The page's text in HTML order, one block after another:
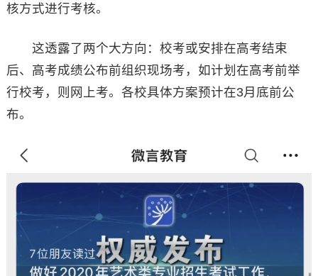
核方式进行考核。
这透露了两个大方向：校考或安排在高考结束
后、高考成绩公布前组织现场考，如计划在高考前举
行校考，则网上考。各校具体方案预计在3月底前公
布。